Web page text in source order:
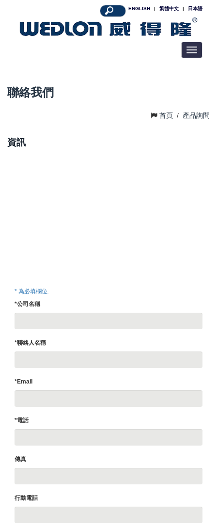
ENGLISH | 繁體中文 | 日本語
Toggle
聯絡我們
首頁 / 產品詢問
資訊
* 為必填欄位.
*公司名稱
*聯絡人名稱
*Email
*電話
傳真
行動電話